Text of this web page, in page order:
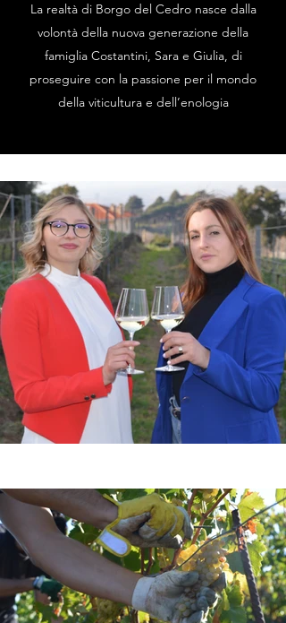
La realtà di Borgo del Cedro nasce dalla
volontà della nuova generazione della
famiglia Costantini, Sara e Giulia, di
proseguire con la passione per il mondo
della viticultura e dell’enologia